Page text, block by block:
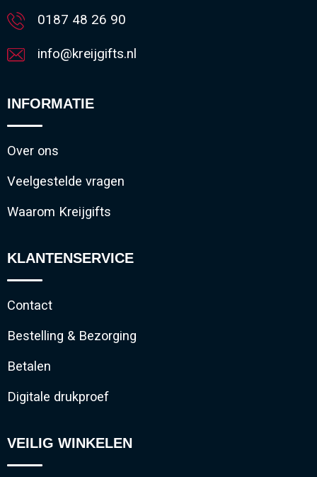
0187 48 26 90
info@kreijgifts.nl
INFORMATIE
Over ons
Veelgestelde vragen
Waarom Kreijgifts
KLANTENSERVICE
Contact
Bestelling & Bezorging
Betalen
Digitale drukproef
VEILIG WINKELEN